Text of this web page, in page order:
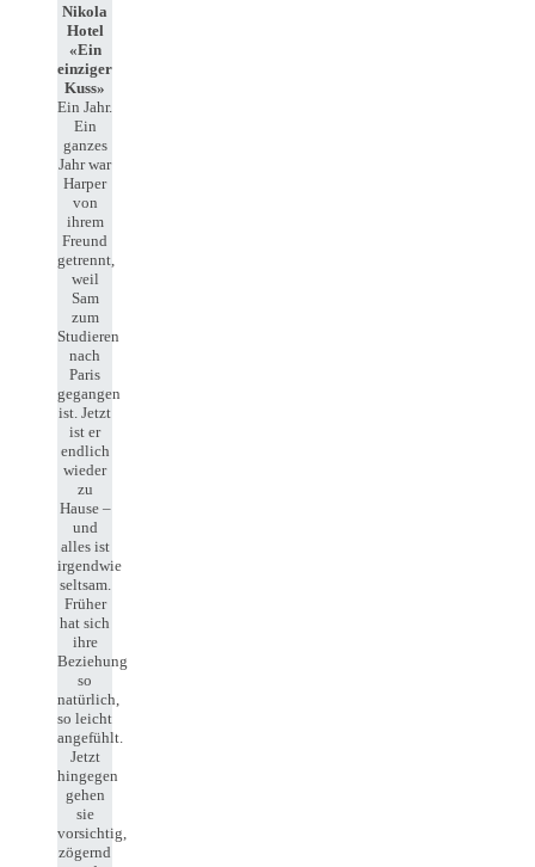
Nikola
Hotel
«Ein
einziger
Kuss»
Ein Jahr.
Ein
ganzes
Jahr war
Harper
von
ihrem
Freund
getrennt,
weil
Sam
zum
Studieren
nach
Paris
gegangen
ist. Jetzt
ist er
endlich
wieder
zu
Hause –
und
alles ist
irgendwie
seltsam.
Früher
hat sich
ihre
Beziehung
so
natürlich,
so leicht
angefühlt.
Jetzt
hingegen
gehen
sie
vorsichtig,
zögernd